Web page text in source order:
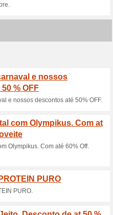
loja..
e
a partir
para comprar